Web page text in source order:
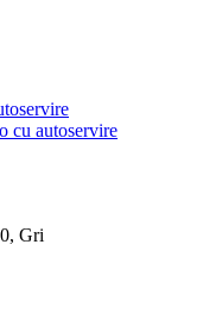
cu autoservire
Gri